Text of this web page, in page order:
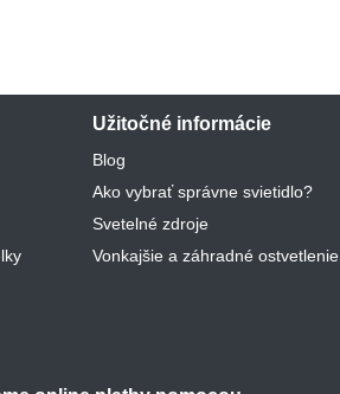
Užitočné informácie
Blog
Ako vybrať správne svietidlo?
Svetelné zdroje
Vonkajšie a záhradné ostvetlenie